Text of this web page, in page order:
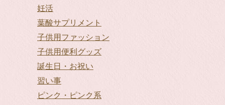
妊活
葉酸サプリメント
子供用ファッション
子供用便利グッズ
誕生日・お祝い
習い事
ピンク・ピンク系